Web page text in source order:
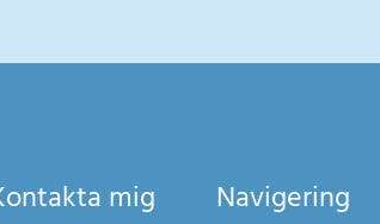
mig Navigering